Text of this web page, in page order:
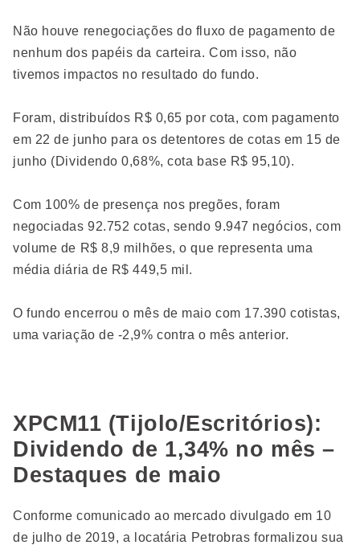
Não houve renegociações do fluxo de pagamento de
nenhum dos papéis da carteira. Com isso, não
tivemos impactos no resultado do fundo.
Foram, distribuídos R$ 0,65 por cota, com pagamento
em 22 de junho para os detentores de cotas em 15 de
junho (Dividendo 0,68%, cota base R$ 95,10).
Com 100% de presença nos pregões, foram
negociadas 92.752 cotas, sendo 9.947 negócios, com
volume de R$ 8,9 milhões, o que representa uma
média diária de R$ 449,5 mil.
O fundo encerrou o mês de maio com 17.390 cotistas,
uma variação de -2,9% contra o mês anterior.
XPCM11 (Tijolo/Escritórios):
Dividendo de 1,34% no mês –
Destaques de maio
Conforme comunicado ao mercado divulgado em 10
de julho de 2019, a locatária Petrobras formalizou sua